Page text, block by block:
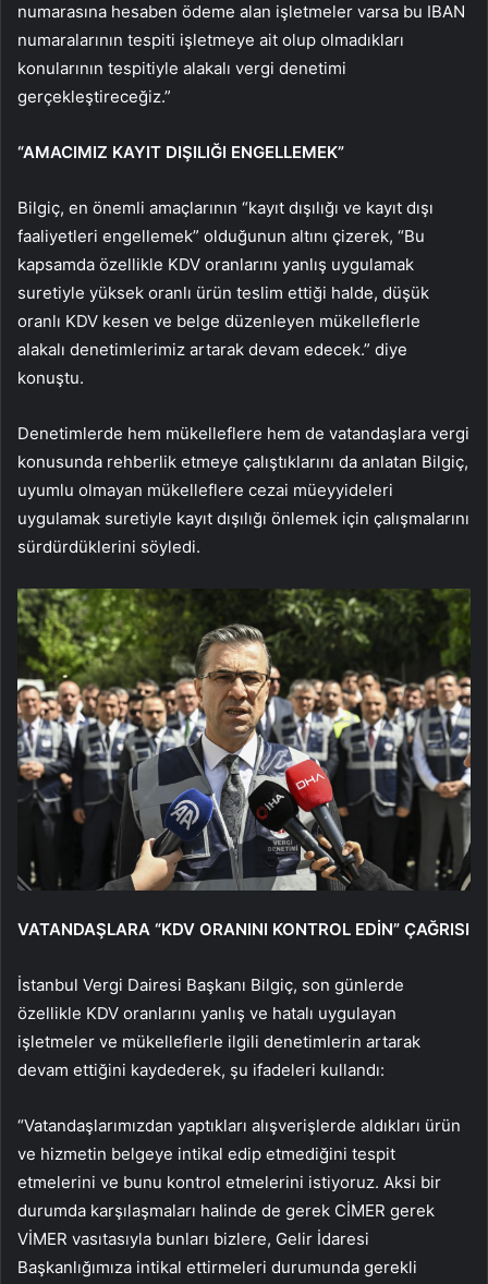
numarasına hesaben ödeme alan işletmeler varsa bu IBAN
numaralarının tespiti işletmeye ait olup olmadıkları
konularının tespitiyle alakalı vergi denetimi
gerçekleştireceğiz.”
“AMACIMIZ KAYIT DIŞILIĞI ENGELLEMEK”
Bilgiç, en önemli amaçlarının “kayıt dışılığı ve kayıt dışı
faaliyetleri engellemek” olduğunun altını çizerek, “Bu
kapsamda özellikle KDV oranlarını yanlış uygulamak
suretiyle yüksek oranlı ürün teslim ettiği halde, düşük
oranlı KDV kesen ve belge düzenleyen mükelleflerle
alakalı denetimlerimiz artarak devam edecek.” diye
konuştu.
Denetimlerde hem mükelleflere hem de vatandaşlara vergi
konusunda rehberlik etmeye çalıştıklarını da anlatan Bilgiç,
uyumlu olmayan mükelleflere cezai müeyyideleri
uygulamak suretiyle kayıt dışılığı önlemek için çalışmalarını
sürdürdüklerini söyledi.
VATANDAŞLARA “KDV ORANINI KONTROL EDİN” ÇAĞRISI
İstanbul Vergi Dairesi Başkanı Bilgiç, son günlerde
özellikle KDV oranlarını yanlış ve hatalı uygulayan
işletmeler ve mükelleflerle ilgili denetimlerin artarak
devam ettiğini kaydederek, şu ifadeleri kullandı:
“Vatandaşlarımızdan yaptıkları alışverişlerde aldıkları ürün
ve hizmetin belgeye intikal edip etmediğini tespit
etmelerini ve bunu kontrol etmelerini istiyoruz. Aksi bir
durumda karşılaşmaları halinde de gerek CİMER gerek
VİMER vasıtasıyla bunları bizlere, Gelir İdaresi
Başkanlığımıza intikal ettirmeleri durumunda gerekli